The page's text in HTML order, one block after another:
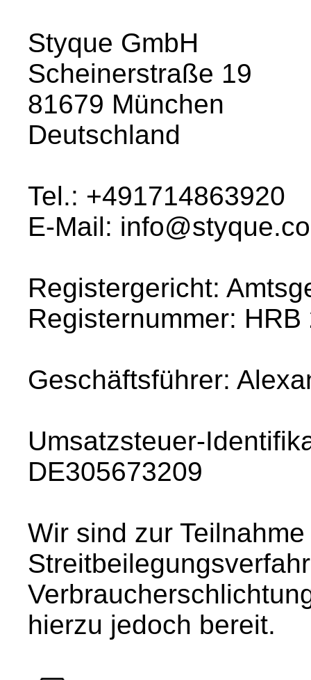
Styque GmbH
Scheinerstraße 19
81679 München
Deutschland
Tel.: +491714863920
E-Mail:
Registergericht:
Registernummer: HRB
Geschäftsführer:
Umsatzsteuer-
DE305673209
Wir sind zur
hierzu jedoch bereit.